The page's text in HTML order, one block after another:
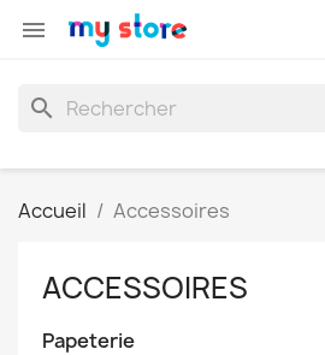

search
Accueil Accessoires
ACCESSOIRES
Papeterie